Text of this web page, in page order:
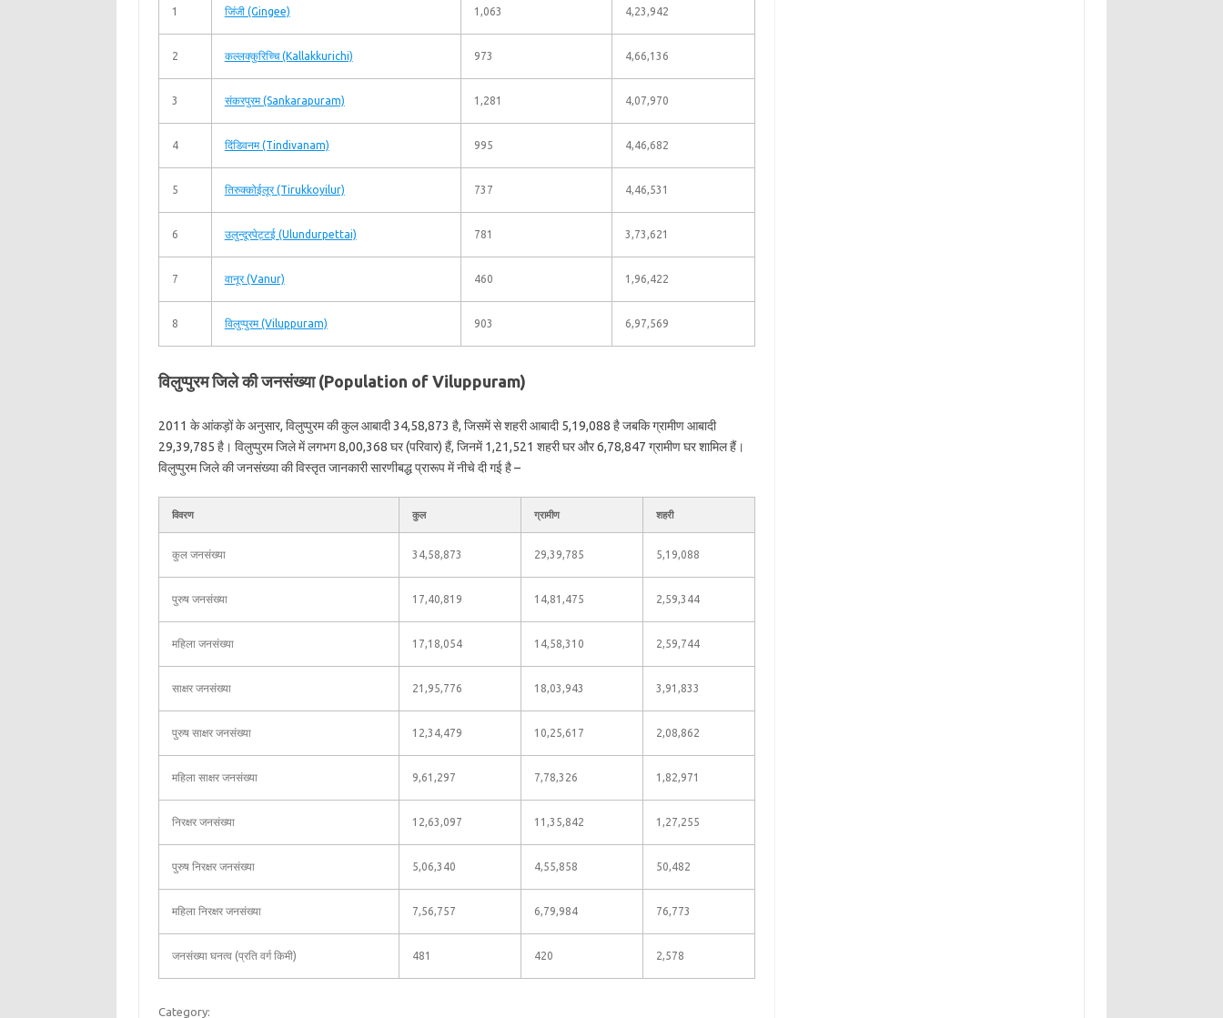
1 जिंजी (Gingee) 1,063 4,23,942
2 कल्‍लक्‍कुरिच्चि (Kallakkurichi) 973 4,66,136
3 संकरपुरम (Sankarapuram) 1,281 4,07,970
4 दिंडिवनम (Tindivanam) 995 4,46,682
5 तिरुक्‍कोईलूर (Tirukkoyilur) 737 4,46,531
6 उलुन्‍दूरपेट्टई (Ulundurpettai) 781 3,73,621
7 वानूर (Vanur) 460 1,96,422
8 विलुप्‍पुरम (Viluppuram) 903 6,97,569
विलुप्‍पुरम जिले की जनसंख्या (Population of Viluppuram)
2011 के आंकड़ों के अनुसार, विलुप्‍पुरम की कुल आबादी 34,58,873 है, जिसमें से शहरी आबादी 5,19,088 है जबकि ग्रामीण आबादी
29,39,785 है। विलुप्‍पुरम जिले में लगभग 8,00,368 घर (परिवार) हैं, जिनमें 1,21,521 शहरी घर और 6,78,847 ग्रामीण घर शामिल हैं।
विलुप्‍पुरम जिले की जनसंख्या की विस्तृत जानकारी सारणीबद्ध प्रारूप में नीचे दी गई है –
विवरण कुल ग्रामीण शहरी
कुल जनसंख्या 34,58,873 29,39,785 5,19,088
पुरुष जनसंख्या 17,40,819 14,81,475 2,59,344
महिला जनसंख्या 17,18,054 14,58,310 2,59,744
साक्षर जनसंख्या 21,95,776 18,03,943 3,91,833
पुरुष साक्षर जनसंख्या 12,34,479 10,25,617 2,08,862
महिला साक्षर जनसंख्या 9,61,297 7,78,326 1,82,971
निरक्षर जनसंख्या 12,63,097 11,35,842 1,27,255
पुरुष निरक्षर जनसंख्या 5,06,340 4,55,858 50,482
महिला निरक्षर जनसंख्या 7,56,757 6,79,984 76,773
जनसंख्या घनत्व (प्रति वर्ग किमी) 481 420 2,578
Category: